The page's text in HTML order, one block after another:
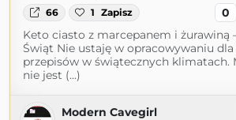
66 1 Zapisz 0
Keto ciasto z marcepanem i żurawiną
Świąt Nie ustaję w opracowywaniu dla
przepisów w świątecznych klimatach.
nie jest (...)
Modern Cavegirl